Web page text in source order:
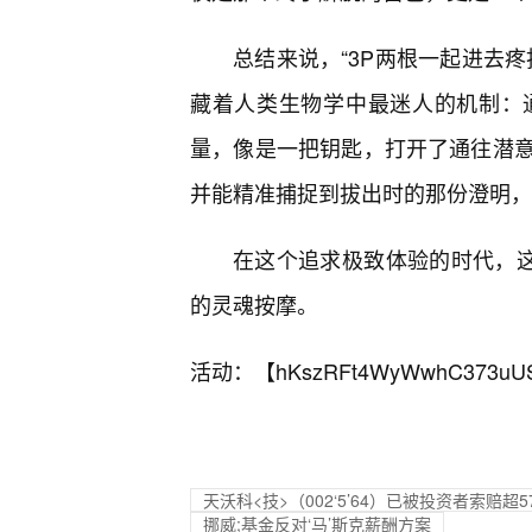
总结来说，“3P两根一起进去
藏着人类生物学中最迷人的机制
量，像是一把钥匙，打开了通往潜
并能精准捕捉到拔出时的那份澄明
在这个追求极致体验的时代，
的灵魂按摩。
活动：【
天沃科<技>（002‘5’64）已被投资者索赔超
挪威;基金反对‘马’斯克薪酬方案